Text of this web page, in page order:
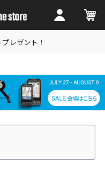
レゼント！